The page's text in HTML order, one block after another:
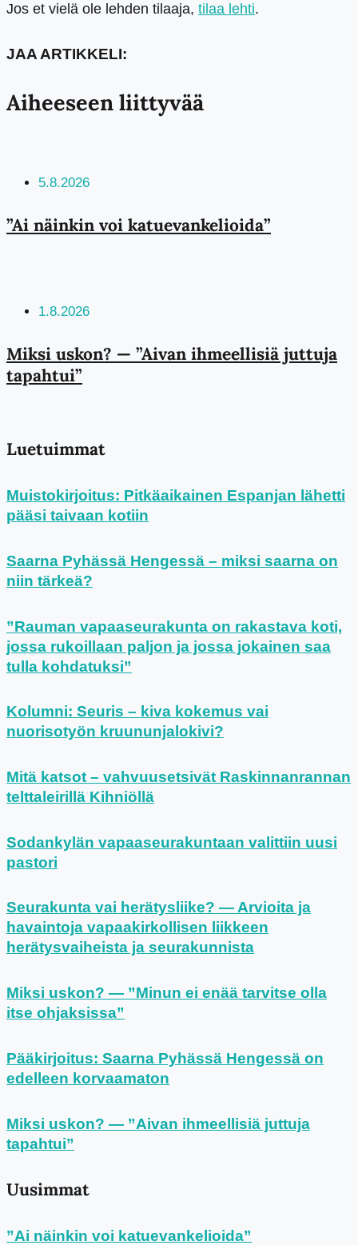
Jos et vielä ole lehden tilaaja, tilaa lehti.
JAA ARTIKKELI:
Aiheeseen liittyvää
5.8.2026
”Ai näinkin voi katuevankelioida”
1.8.2026
Miksi uskon? — ”Aivan ihmeellisiä juttuja
tapahtui”
Luetuimmat
Muistokirjoitus: Pitkäaikainen Espanjan lähetti
pääsi taivaan kotiin
Saarna Pyhässä Hengessä – miksi saarna on
niin tärkeä?
”Rauman vapaaseurakunta on rakastava koti,
jossa rukoillaan paljon ja jossa jokainen saa
tulla kohdatuksi”
Kolumni: Seuris – kiva kokemus vai
nuorisotyön kruununjalokivi?
Mitä katsot – vahvuusetsivät Raskinnanrannan
telttaleirillä Kihniöllä
Sodankylän vapaaseurakuntaan valittiin uusi
pastori
Seurakunta vai herätysliike? — Arvioita ja
havaintoja vapaakirkollisen liikkeen
herätysvaiheista ja seurakunnista
Miksi uskon? — ”Minun ei enää tarvitse olla
itse ohjaksissa”
Pääkirjoitus: Saarna Pyhässä Hengessä on
edelleen korvaamaton
Miksi uskon? — ”Aivan ihmeellisiä juttuja
tapahtui”
Uusimmat
”Ai näinkin voi katuevankelioida”